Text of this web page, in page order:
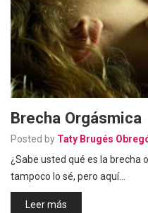
Brecha Orgásmica
Posted by Taty Brugés
¿Sabe usted qué es la brecha
tampoco lo sé, pero aquí…
Leer más